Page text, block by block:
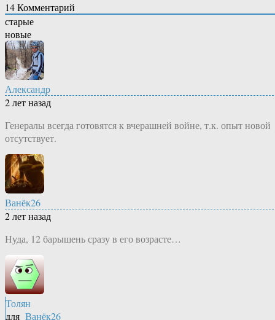
14Комментарий
старые
новые
Александр
2 лет назад
Генералы всегда готовятся к вчерашней войне, т.к. опыт новой
отсутствует.
Ванёк26
2 лет назад
Нуда, 12 барышень сразу в его возрасте…
Толян
для Ванёк26